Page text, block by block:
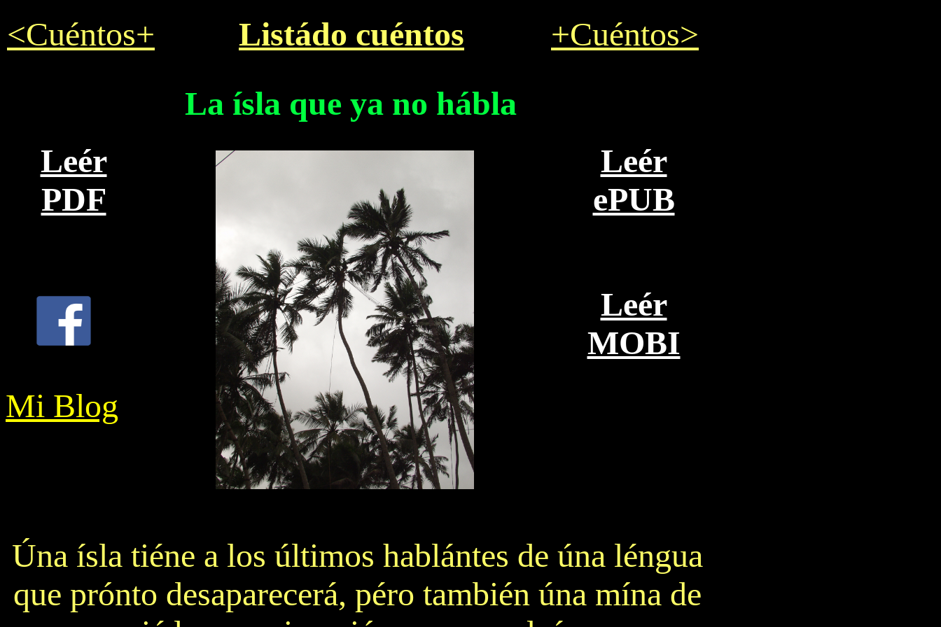
Úna ísla tiéne a los últimos hablántes de úna léngua
que prónto desaparecerá, péro también úna mína de
La ísla que ya no hábla
<Cuéntos+ +Cuéntos>
Listádo cuéntos
Leér
PDF
Leér
MOBI
Leér
ePUB
Mi Blog